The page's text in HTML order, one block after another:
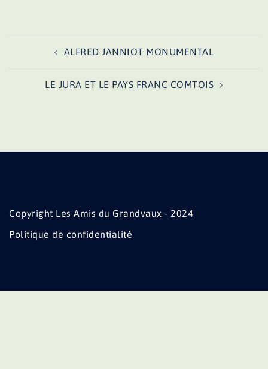
d’articleALFRED JANNIOT MONUMENTAL
LE JURA ET LE PAYS FRANC COMTOIS
Copyright Les Amis du Grandvaux - 2024
Politique de confidentialité